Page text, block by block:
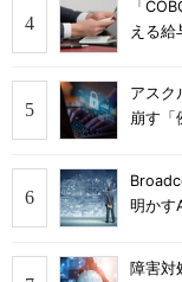
「
える給
アスク
崩す「
明かす
障害対